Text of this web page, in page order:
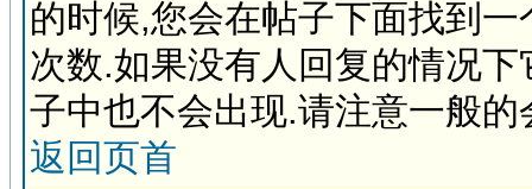
的时候,您会在帖子下面找到
次数.如果没有人回复的情况
子中也不会出现.请注意一般
返回页首